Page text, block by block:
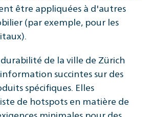
être appliquées à d'autres
(par exemple, pour les
de la ville de Zürich
succintes sur des
spécifiques. Elles
de hotspots en matière de
minimales pour des